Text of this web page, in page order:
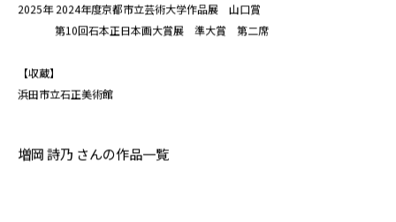
2025年 2024年度京都市立芸術大学作品展 山口賞
第10回石本正日本画大賞展 準大賞 第二席
【収蔵】
浜田市立石正美術館
増岡 詩乃 さんの作品一覧